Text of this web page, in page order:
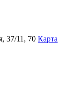
37/11, 70 Карта